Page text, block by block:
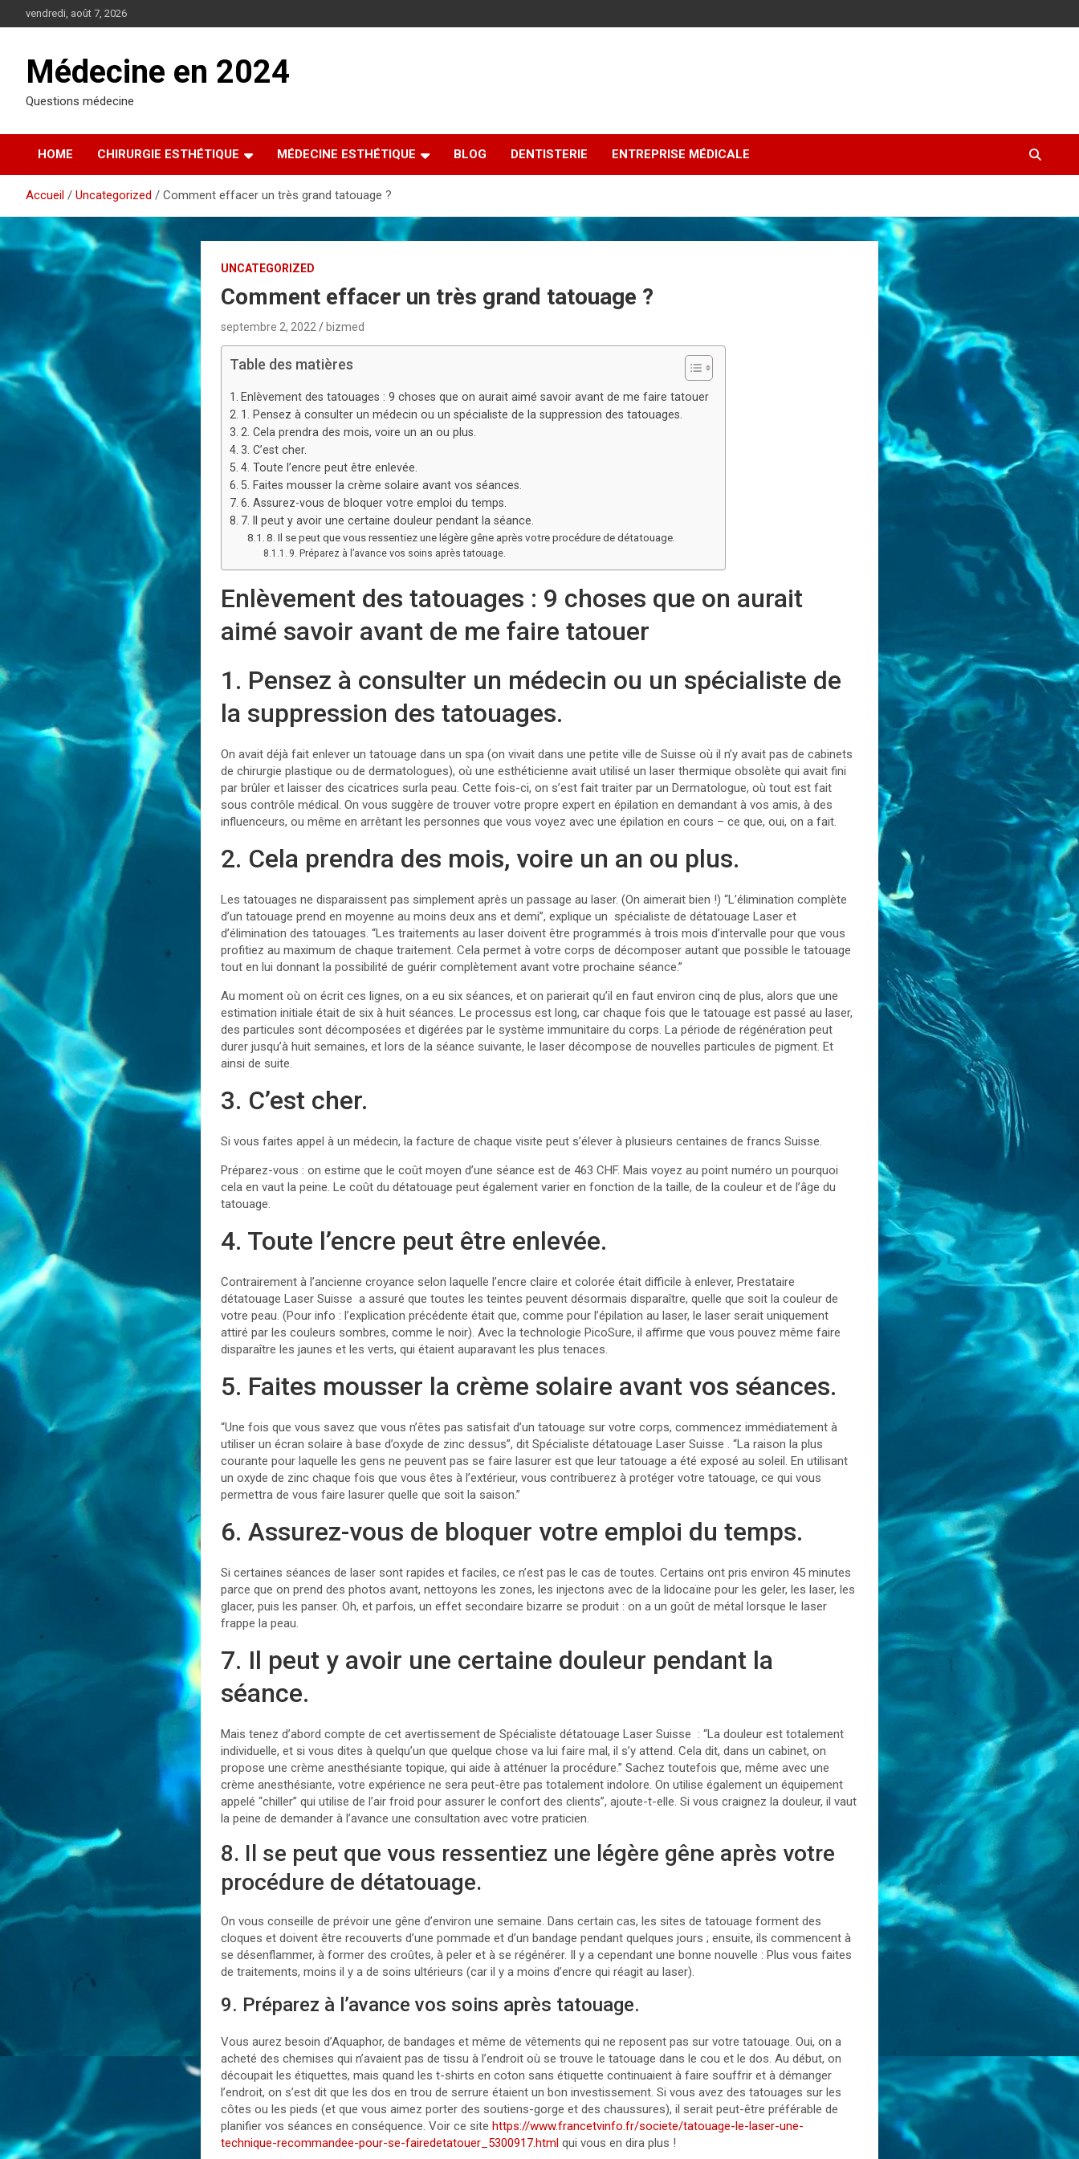
l
t
vendredi, août 7, 2026
Médecine en 2024
Questions médecine
HOME CHIRURGIE ESTHÉTIQUE MÉDECINE ESTHÉTIQUE BLOG DENTISTERIE ENTREPRISE MÉDICALE
Accueil Uncategorized Comment effacer un très grand tatouage ?
UNCATEGORIZED
Comment effacer un très grand tatouage ?
septembre 2, 2022 bizmed
Table des matières
Enlèvement des tatouages : 9 choses que on aurait aimé savoir avant de me faire tatouer
1. Pensez à consulter un médecin ou un spécialiste de la suppression des tatouages.
2. Cela prendra des mois, voire un an ou plus.
3. C’est cher.
4. Toute l’encre peut être enlevée.
5. Faites mousser la crème solaire avant vos séances.
6. Assurez-vous de bloquer votre emploi du temps.
7. Il peut y avoir une certaine douleur pendant la séance.
8. Il se peut que vous ressentiez une légère gêne après votre procédure de détatouage.
9. Préparez à l’avance vos soins après tatouage.
Enlèvement des tatouages : 9 choses que on aurait
aimé savoir avant de me faire tatouer
1. Pensez à consulter un médecin ou un spécialiste de
la suppression des tatouages.
On avait déjà fait enlever un tatouage dans un spa (on vivait dans une petite ville de Suisse où il n’y avait pas de cabinets
de chirurgie plastique ou de dermatologues), où une esthéticienne avait utilisé un laser thermique obsolète qui avait fini
par brûler et laisser des cicatrices surla peau. Cette fois-ci, on s’est fait traiter par un Dermatologue, où tout est fait
sous contrôle médical. On vous suggère de trouver votre propre expert en épilation en demandant à vos amis, à des
influenceurs, ou même en arrêtant les personnes que vous voyez avec une épilation en cours – ce que, oui, on a fait.
2. Cela prendra des mois, voire un an ou plus.
Les tatouages ne disparaissent pas simplement après un passage au laser. (On aimerait bien !) “L’élimination complète
d’un tatouage prend en moyenne au moins deux ans et demi”, explique un spécialiste de détatouage Laser et
d’élimination des tatouages. “Les traitements au laser doivent être programmés à trois mois d’intervalle pour que vous
profitiez au maximum de chaque traitement. Cela permet à votre corps de décomposer autant que possible le tatouage
tout en lui donnant la possibilité de guérir complètement avant votre prochaine séance.”
Au moment où on écrit ces lignes, on a eu six séances, et on parierait qu’il en faut environ cinq de plus, alors que une
estimation initiale était de six à huit séances. Le processus est long, car chaque fois que le tatouage est passé au laser,
des particules sont décomposées et digérées par le système immunitaire du corps. La période de régénération peut
durer jusqu’à huit semaines, et lors de la séance suivante, le laser décompose de nouvelles particules de pigment. Et
ainsi de suite.
3. C’est cher.
Si vous faites appel à un médecin, la facture de chaque visite peut s’élever à plusieurs centaines de francs Suisse.
Préparez-vous : on estime que le coût moyen d’une séance est de 463 CHF. Mais voyez au point numéro un pourquoi
cela en vaut la peine. Le coût du détatouage peut également varier en fonction de la taille, de la couleur et de l’âge du
tatouage.
4. Toute l’encre peut être enlevée.
Contrairement à l’ancienne croyance selon laquelle l’encre claire et colorée était difficile à enlever, Prestataire
détatouage Laser Suisse a assuré que toutes les teintes peuvent désormais disparaître, quelle que soit la couleur de
votre peau. (Pour info : l’explication précédente était que, comme pour l’épilation au laser, le laser serait uniquement
attiré par les couleurs sombres, comme le noir). Avec la technologie PicoSure, il affirme que vous pouvez même faire
disparaître les jaunes et les verts, qui étaient auparavant les plus tenaces.
5. Faites mousser la crème solaire avant vos séances.
“Une fois que vous savez que vous n’êtes pas satisfait d’un tatouage sur votre corps, commencez immédiatement à
utiliser un écran solaire à base d’oxyde de zinc dessus”, dit Spécialiste détatouage Laser Suisse . “La raison la plus
courante pour laquelle les gens ne peuvent pas se faire lasurer est que leur tatouage a été exposé au soleil. En utilisant
un oxyde de zinc chaque fois que vous êtes à l’extérieur, vous contribuerez à protéger votre tatouage, ce qui vous
permettra de vous faire lasurer quelle que soit la saison.”
6. Assurez-vous de bloquer votre emploi du temps.
Si certaines séances de laser sont rapides et faciles, ce n’est pas le cas de toutes. Certains ont pris environ 45 minutes
parce que on prend des photos avant, nettoyons les zones, les injectons avec de la lidocaïne pour les geler, les laser, les
glacer, puis les panser. Oh, et parfois, un effet secondaire bizarre se produit : on a un goût de métal lorsque le laser
frappe la peau.
7. Il peut y avoir une certaine douleur pendant la
séance.
Mais tenez d’abord compte de cet avertissement de Spécialiste détatouage Laser Suisse : “La douleur est totalement
individuelle, et si vous dites à quelqu’un que quelque chose va lui faire mal, il s’y attend. Cela dit, dans un cabinet, on
propose une crème anesthésiante topique, qui aide à atténuer la procédure.” Sachez toutefois que, même avec une
crème anesthésiante, votre expérience ne sera peut-être pas totalement indolore. On utilise également un équipement
appelé “chiller” qui utilise de l’air froid pour assurer le confort des clients”, ajoute-t-elle. Si vous craignez la douleur, il vaut
la peine de demander à l’avance une consultation avec votre praticien.
8. Il se peut que vous ressentiez une légère gêne après votre
procédure de détatouage.
On vous conseille de prévoir une gêne d’environ une semaine. Dans certain cas, les sites de tatouage forment des
cloques et doivent être recouverts d’une pommade et d’un bandage pendant quelques jours ; ensuite, ils commencent à
se désenflammer, à former des croûtes, à peler et à se régénérer. Il y a cependant une bonne nouvelle : Plus vous faites
de traitements, moins il y a de soins ultérieurs (car il y a moins d’encre qui réagit au laser).
9. Préparez à l’avance vos soins après tatouage.
Vous aurez besoin d’Aquaphor, de bandages et même de vêtements qui ne reposent pas sur votre tatouage. Oui, on a
acheté des chemises qui n’avaient pas de tissu à l’endroit où se trouve le tatouage dans le cou et le dos. Au début, on
découpait les étiquettes, mais quand les t-shirts en coton sans étiquette continuaient à faire souffrir et à démanger
l’endroit, on s’est dit que les dos en trou de serrure étaient un bon investissement. Si vous avez des tatouages sur les
côtes ou les pieds (et que vous aimez porter des soutiens-gorge et des chaussures), il serait peut-être préférable de
planifier vos séances en conséquence. Voir ce sitehttps://www.francetvinfo.fr/societe/tatouage-le-laser-une-
technique-recommandee-pour-se-fairedetatouer_5300917.html qui vous en dira plus !